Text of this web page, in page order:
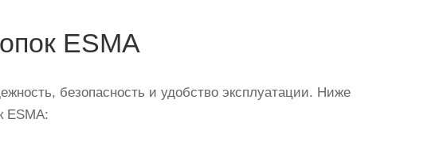
ESMA
безопасность и удобство эксплуатации. Ниже
ESMA: